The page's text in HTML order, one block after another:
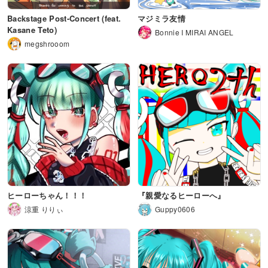
Backstage Post-Concert (feat.
Kasane Teto)
megshrooom
マジミラ友情
Bonnie I MIRAI ANGEL
ヒーローちゃん！！！
涼重 りりぃ
『親愛なるヒーローへ』
Guppy0606